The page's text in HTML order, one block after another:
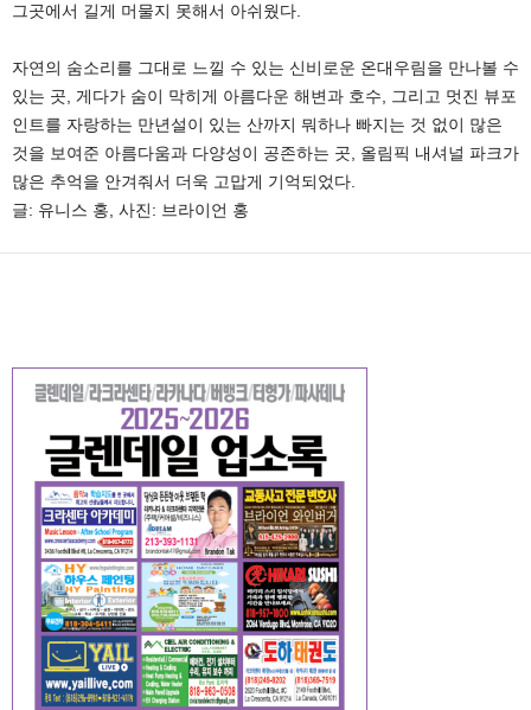
그곳에서 길게 머물지 못해서 아쉬웠다.
자연의 숨소리를 그대로 느낄 수 있는 신비로운 온대우림을 만나볼 수
있는 곳, 게다가 숨이 막히게 아름다운 해변과 호수, 그리고 멋진 뷰포
인트를 자랑하는 만년설이 있는 산까지 뭐하나 빠지는 것 없이 많은
것을 보여준 아름다움과 다양성이 공존하는 곳, 올림픽 내셔널 파크가
많은 추억을 안겨줘서 더욱 고맙게 기억되었다.
글: 유니스 홍, 사진: 브라이언 홍